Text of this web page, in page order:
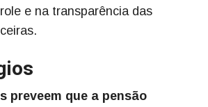
e na transparência das
preveem que a pensão